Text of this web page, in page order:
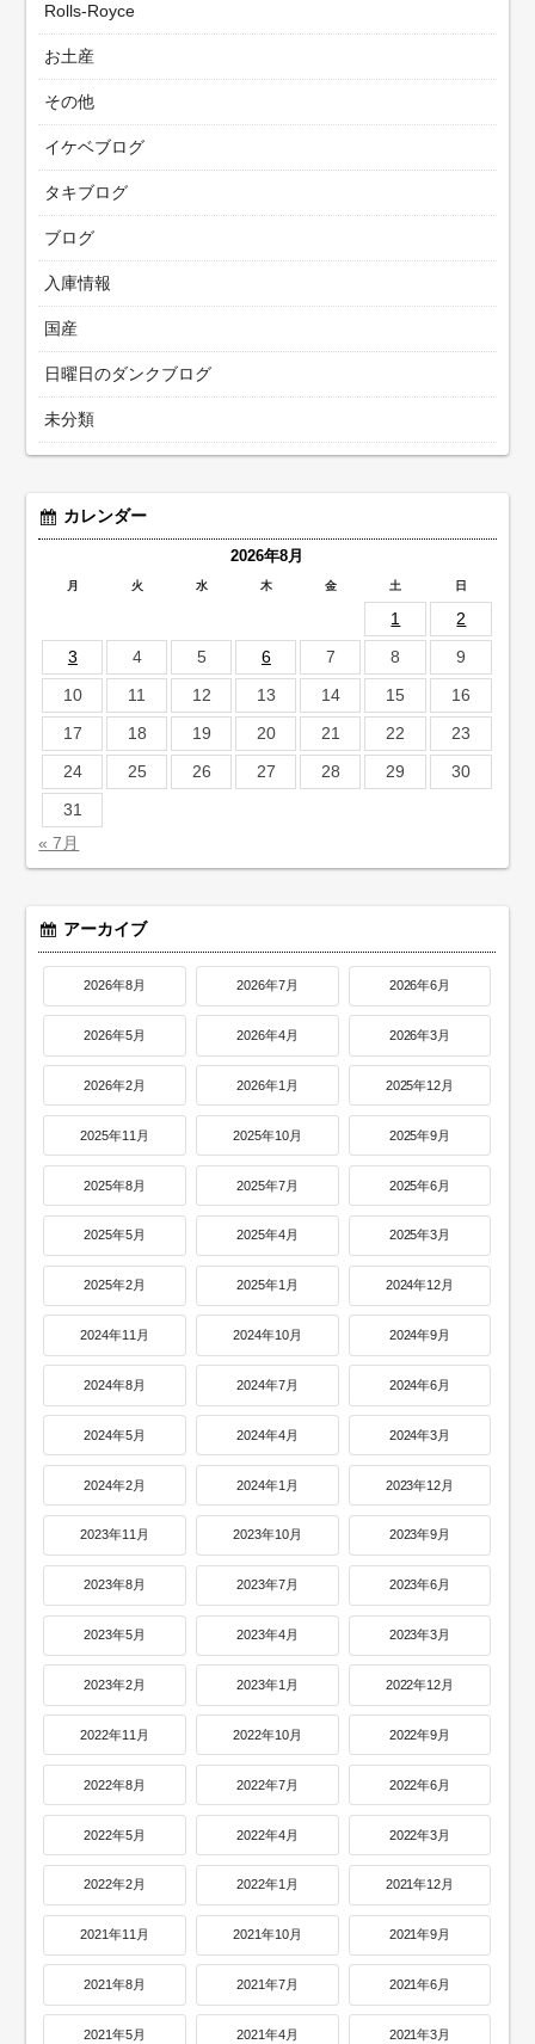
Rolls-Royce
お土産
その他
イケベブログ
タキブログ
ブログ
入庫情報
国産
日曜日のダンクブログ
未分類
カレンダー
2026年8月
月 火 水 木 金 土 日
1
2
3
4 5 6 7 8
9
10
11 12 13 14 15
16
17
18 19 20 21 22
23
24
25 26 27 28 29
30
31
« 7月
アーカイブ
2026年8月 2026年7月 2026年6月
2026年5月 2026年4月 2026年3月
2026年2月 2026年1月 2025年12月
2025年11月 2025年10月 2025年9月
2025年8月 2025年7月 2025年6月
2025年5月 2025年4月 2025年3月
2025年2月 2025年1月 2024年12月
2024年11月 2024年10月 2024年9月
2024年8月 2024年7月 2024年6月
2024年5月 2024年4月 2024年3月
2024年2月 2024年1月 2023年12月
2023年11月 2023年10月 2023年9月
2023年8月 2023年7月 2023年6月
2023年5月 2023年4月 2023年3月
2023年2月 2023年1月 2022年12月
2022年11月 2022年10月 2022年9月
2022年8月 2022年7月 2022年6月
2022年5月 2022年4月 2022年3月
2022年2月 2022年1月 2021年12月
2021年11月 2021年10月 2021年9月
2021年8月 2021年7月 2021年6月
2021年5月 2021年4月 2021年3月